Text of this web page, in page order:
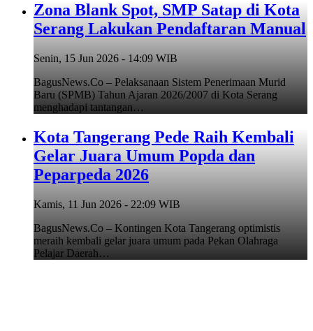
Zona Blank Spot, SMP Satap di Kota
Serang Lakukan Pendaftaran Manual
Senin, 15 Jun 2026 - 14:09 WIB
BagusNews.Co – Pelaksanaan Sistem Penerimaan Murid
Baru (SPMB) Tahun Ajaran 2026/2007 di Kota Serang
menghadapi tantangan…
Kota Tangerang Pede Raih Kembali
Gelar Juara Umum Popda dan
Peparpeda 2026
Kamis, 11 Jun 2026 - 22:09 WIB
BagusNews.Co – Kontingen Kota Tangerang optimistis
meraih kembali gelar juara umum pada Pekan Olahraga
Pelajar Daerah…